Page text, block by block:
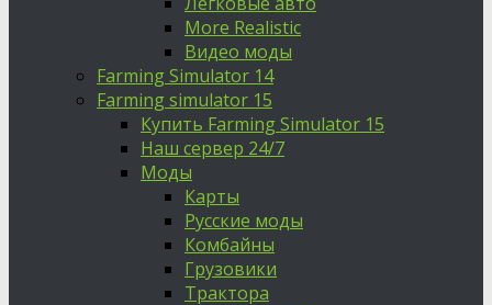
More Realistic
Видео моды
Farming Simulator 14
Farming simulator 15
Купить Farming Simulator 15
Наш сервер 24/7
Моды
Карты
Русские моды
Комбайны
Грузовики
Трактора